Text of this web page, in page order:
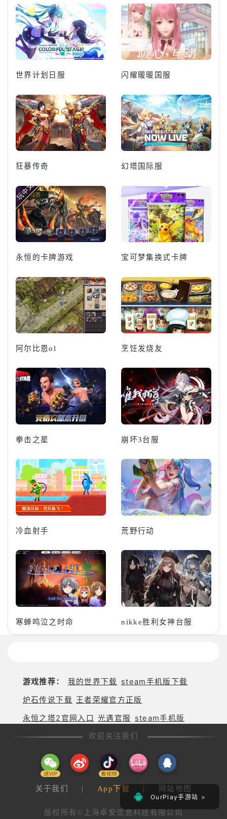
OurPlay手游站 >
世界计划日服 闪耀暖暖国服
狂暴传奇 幻塔国际服
永恒的卡牌游戏 宝可梦集换式卡牌
阿尔比恩ol 烹饪发烧友
拳击之星 崩坏3台服
冷血射手 荒野行动
寒蝉鸣泣之时命 nikke胜利女神台服
游戏推荐： 我的世界下载 steam手机版下载
炉石传说下载 王者荣耀官方正版
永恒之塔2官网入口 光遇官服
steam手机版
欢迎关注我们
关于我们 | App下载 | 网站地图
版权所有©上海卓安信息科技有限公司